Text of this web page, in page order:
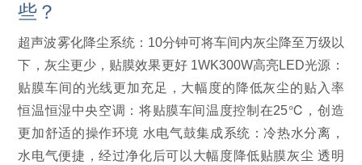
些？
超声波雾化降尘系统：10分钟可将车间内灰尘降至万级以
下，灰尘更少，贴膜效果更好 1WK300W高亮LED光源：
贴膜车间的光线更加充足，大幅度的降低灰尘的贴入率
恒温恒湿中央空调：将贴膜车间温度控制在25℃，创造
更加舒适的操作环境 水电气鼓集成系统：冷热水分离，
水电气便捷，经过净化后可以大幅度降低贴膜灰尘 透明